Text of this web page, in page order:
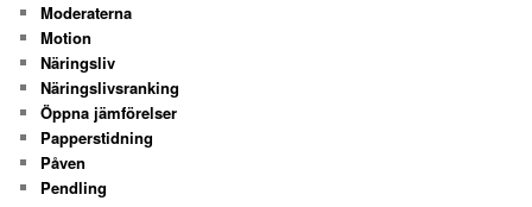
Moderaterna
Motion
Näringsliv
Näringslivsranking
Öppna jämförelser
Papperstidning
Påven
Pendling